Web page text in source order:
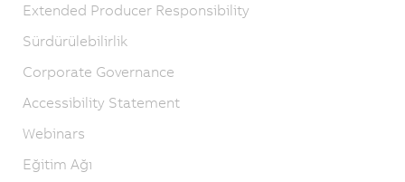
Extended Producer Responsibility
Sürdürülebilirlik
Corporate Governance
Accessibility Statement
Webinars
Eğitim Ağı